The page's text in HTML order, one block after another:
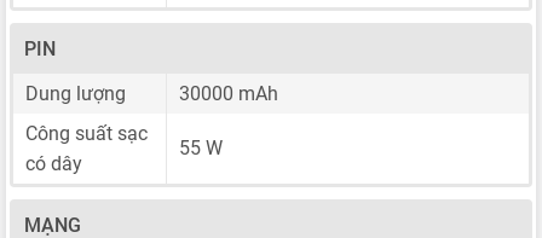
PIN
Dung lượng
30000 mAh
Công suất sạc
có dây
55 W
MẠNG